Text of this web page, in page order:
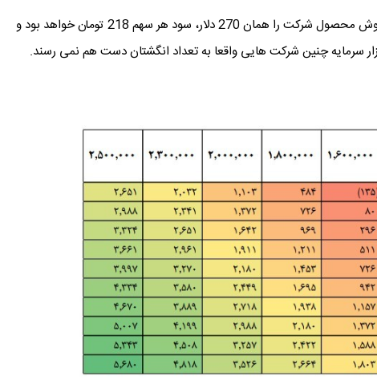
و اما اگر دلار را 200 هزار تومان فرض کنیم و نرخ فروش محصول شرکت را همان 270 دلار، سود هر سهم 218 تومان خواهد بود و